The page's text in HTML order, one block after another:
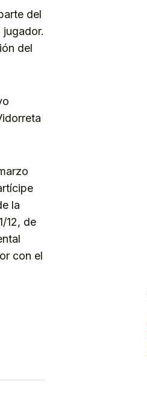
del
del
la
12, de
con el